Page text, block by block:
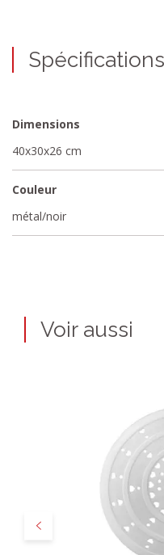
Dimensions
40x30x26 cm
Couleur
métal/noir
Voir aussi
Précédent